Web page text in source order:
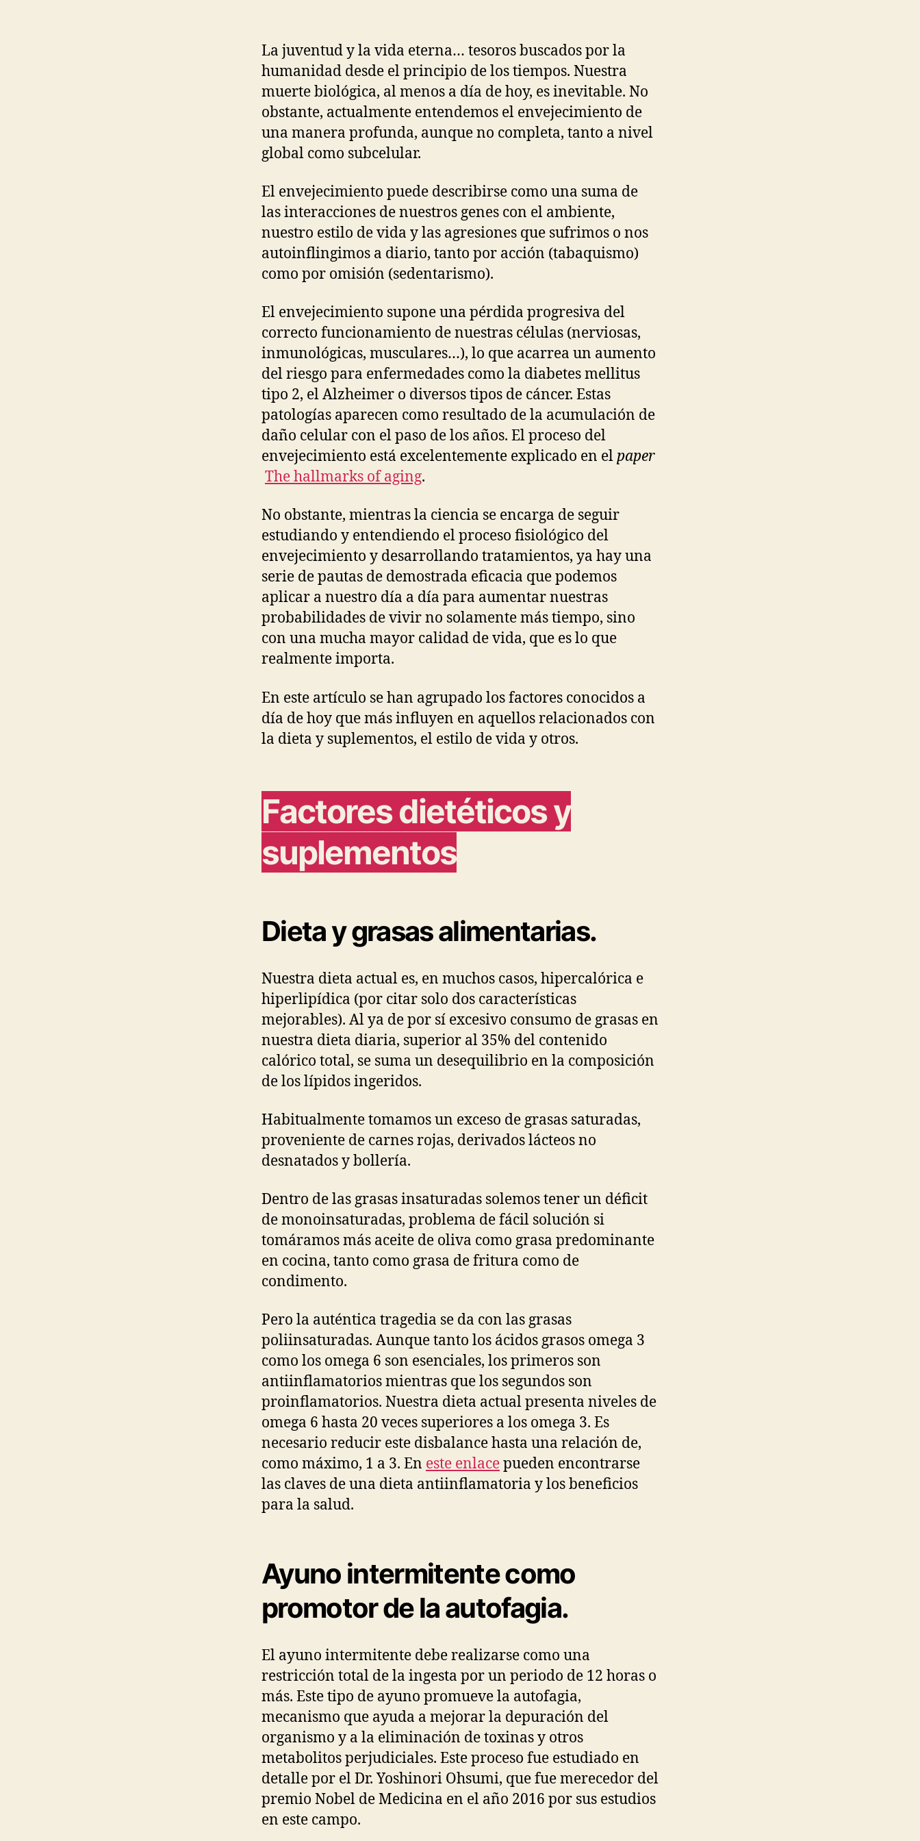
La juventud y la vida eterna… tesoros buscados por la
humanidad desde el principio de los tiempos. Nuestra
muerte biológica, al menos a día de hoy, es inevitable. No
obstante, actualmente entendemos el envejecimiento de
una manera profunda, aunque no completa, tanto a nivel
global como subcelular.
El envejecimiento puede describirse como una suma de
las interacciones de nuestros genes con el ambiente,
nuestro estilo de vida y las agresiones que sufrimos o nos
autoinflingimos a diario, tanto por acción (tabaquismo)
como por omisión (sedentarismo).
El envejecimiento supone una pérdida progresiva del
correcto funcionamiento de nuestras células (nerviosas,
inmunológicas, musculares…), lo que acarrea un aumento
del riesgo para enfermedades como la diabetes mellitus
tipo 2, el Alzheimer o diversos tipos de cáncer. Estas
patologías aparecen como resultado de la acumulación de
daño celular con el paso de los años. El proceso del
envejecimiento está excelentemente explicado en elpaper
The hallmarks of aging.
No obstante, mientras la ciencia se encarga de seguir
estudiando y entendiendo el proceso fisiológico del
envejecimiento y desarrollando tratamientos, ya hay una
serie de pautas de demostrada eficacia que podemos
aplicar a nuestro día a día para aumentar nuestras
probabilidades de vivir no solamente más tiempo, sino
con una mucha mayor calidad de vida, que es lo que
realmente importa.
En este artículo se han agrupado los factores conocidos a
día de hoy que más influyen en aquellos relacionados con
la dieta y suplementos, el estilo de vida y otros.
Factores dietéticos y
suplementos
Dieta y grasas alimentarias.
Nuestra dieta actual es, en muchos casos, hipercalórica e
hiperlipídica (por citar solo dos características
mejorables). Al ya de por sí excesivo consumo de grasas en
nuestra dieta diaria, superior al 35% del contenido
calórico total, se suma un desequilibrio en la composición
de los lípidos ingeridos.
Habitualmente tomamos un exceso de grasas saturadas,
proveniente de carnes rojas, derivados lácteos no
desnatados y bollería.
Dentro de las grasas insaturadas solemos tener un déficit
de monoinsaturadas, problema de fácil solución si
tomáramos más aceite de oliva como grasa predominante
en cocina, tanto como grasa de fritura como de
condimento.
Pero la auténtica tragedia se da con las grasas
poliinsaturadas. Aunque tanto los ácidos grasos omega 3
como los omega 6 son esenciales, los primeros son
antiinflamatorios mientras que los segundos son
proinflamatorios. Nuestra dieta actual presenta niveles de
omega 6 hasta 20 veces superiores a los omega 3. Es
necesario reducir este disbalance hasta una relación de,
como máximo, 1 a 3. En este enlacepueden encontrarse
las claves de una dieta antiinflamatoria y los beneficios
para la salud.
Ayuno intermitente como
promotor de la autofagia.
El ayuno intermitente debe realizarse como una
restricción total de la ingesta por un periodo de 12 horas o
más. Este tipo de ayuno promueve la autofagia,
mecanismo que ayuda a mejorar la depuración del
organismo y a la eliminación de toxinas y otros
metabolitos perjudiciales. Este proceso fue estudiado en
detalle por el Dr. Yoshinori Ohsumi, que fue merecedor del
premio Nobel de Medicina en el año 2016 por sus estudios
en este campo.